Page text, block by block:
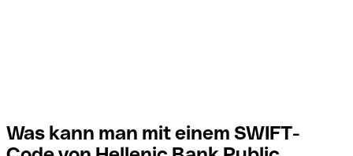
Was kann man mit einem SWIFT-